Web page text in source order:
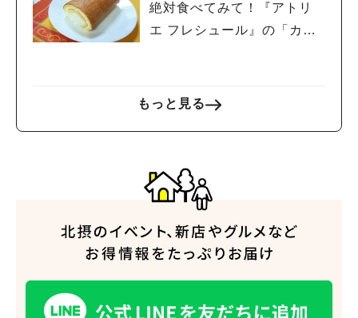
絶対食べてみて！『アトリ
エ フレシュール』の「カウ
もっと見る
人気のキーワード